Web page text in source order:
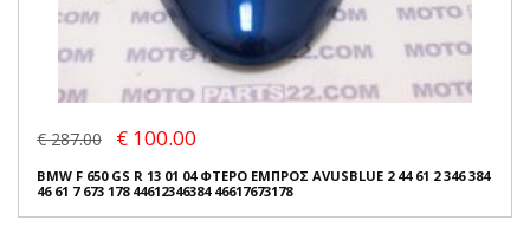
€ 287.00 € 100.00
BMW F 650 GS R 13 01 04 ΦΤΕΡΟ ΕΜΠΡΟΣ AVUSBLUE 2 44 61 2 346 384
46 61 7 673 178 44612346384 46617673178